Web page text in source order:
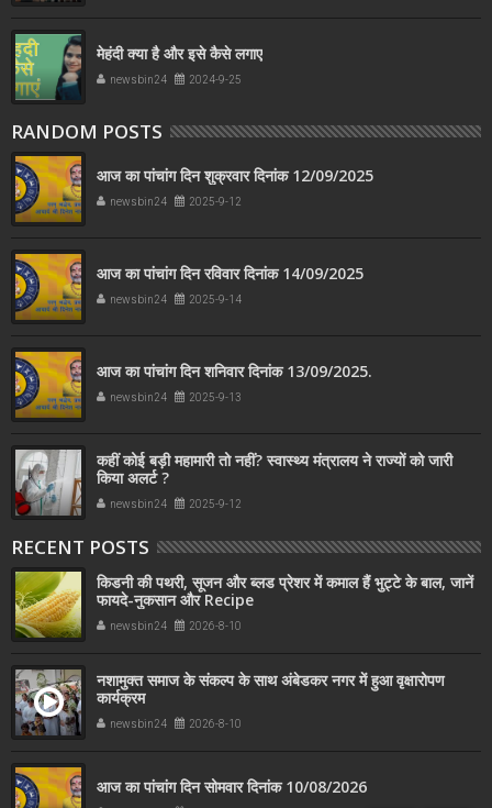
मेहंदी क्या है और इसे कैसे लगाए
newsbin24 2024-9-25
RANDOM POSTS
आज का पांचांग दिन शुक्रवार दिनांक 12/09/2025
newsbin24 2025-9-12
आज का पांचांग दिन रविवार दिनांक 14/09/2025
newsbin24 2025-9-14
आज का पांचांग दिन शनिवार दिनांक 13/09/2025.
newsbin24 2025-9-13
कहीं कोई बड़ी महामारी तो नहीं? स्वास्थ्य मंत्रालय ने राज्यों को जारी
किया अलर्ट ?
newsbin24 2025-9-12
RECENT POSTS
किडनी की पथरी, सूजन और ब्लड प्रेशर में कमाल हैं भुट्टे के बाल, जानें
फायदे-नुकसान और Recipe
newsbin24 2026-8-10
नशामुक्त समाज के संकल्प के साथ अंबेडकर नगर में हुआ वृक्षारोपण
कार्यक्रम
newsbin24 2026-8-10
आज का पांचांग दिन सोमवार दिनांक 10/08/2026